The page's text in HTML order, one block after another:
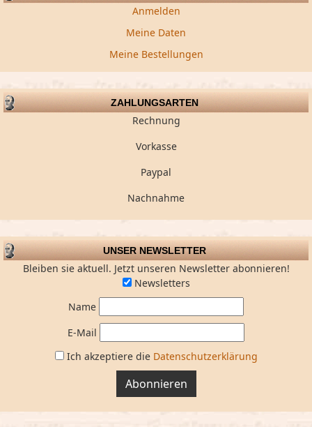
Anmelden
Meine Daten
Meine Bestellungen
ZAHLUNGSARTEN
Rechnung
Vorkasse
Paypal
Nachnahme
UNSER NEWSLETTER
Bleiben sie aktuell. Jetzt unseren Newsletter abonnieren!
Newsletters
Name
E-Mail
Ich akzeptiere die Datenschutzerklärung
Abonnieren